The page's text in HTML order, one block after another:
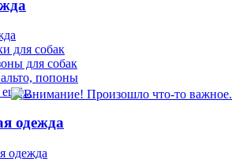
для собак
для собак
попоны
одежда